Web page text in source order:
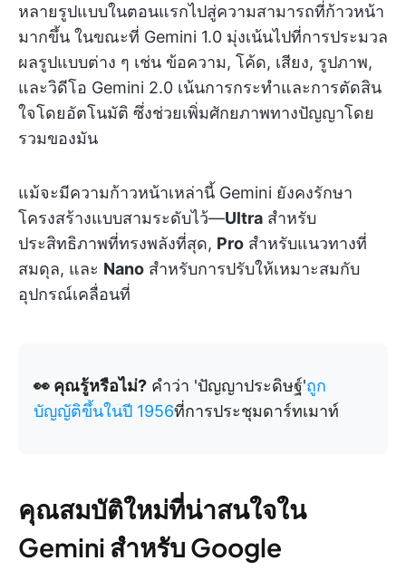
หลายรูปแบบในตอนแรกไปสู่ความสามารถที่ก้าวหน้า
มากขึ้น ในขณะที่ Gemini 1.0 มุ่งเน้นไปที่การประมวล
ผลรูปแบบต่าง ๆ เช่น ข้อความ, โค้ด, เสียง, รูปภาพ,
และวิดีโอ Gemini 2.0 เน้นการกระทำและการตัดสิน
ใจโดยอัตโนมัติ ซึ่งช่วยเพิ่มศักยภาพทางปัญญาโดย
รวมของมัน
แม้จะมีความก้าวหน้าเหล่านี้ Gemini ยังคงรักษา
โครงสร้างแบบสามระดับไว้—Ultra สำหรับ
ประสิทธิภาพที่ทรงพลังที่สุด, Pro สำหรับแนวทางที่
สมดุล, และ Nano สำหรับการปรับให้เหมาะสมกับ
อุปกรณ์เคลื่อนที่
👀 คุณรู้หรือไม่? คำว่า 'ปัญญาประดิษฐ์'ถูก
บัญญัติขึ้นในปี 1956ที่การประชุมดาร์ทเมาท์
คุณสมบัติใหม่ที่น่าสนใจใน
Gemini สำหรับ Google